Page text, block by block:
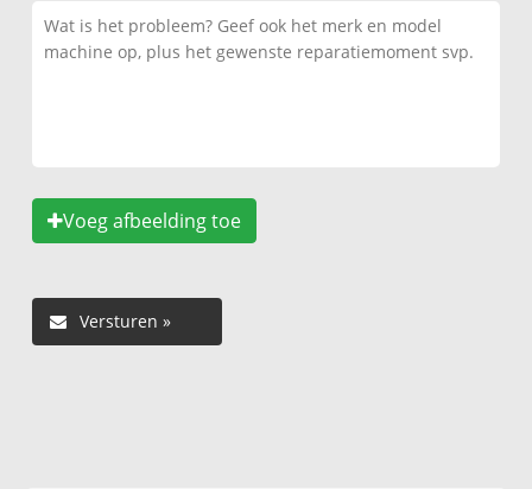
Voeg afbeelding toe